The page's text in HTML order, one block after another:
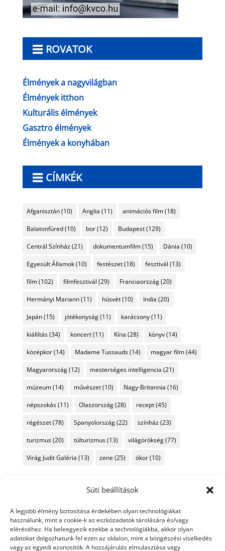
Süti beállítások
A legjobb élmény biztosítása érdekében olyan technológiákat
használunk, mint a cookie-k az eszközadatok tárolására és/vagy
eléréséhez. Ha beleegyezik ezekbe a technológiákba, akkor olyan
adatokat dolgozhatunk fel ezen az oldalon, mint a böngészési viselkedés
vagy az egyedi azonosítók. A hozzájárulás elmulasztása vagy
ROVATOK
Élmények a nagyvilágban
Élmények itthon
Kulturális élmények
Gasztro élmények
Élmények a konyhában
CÍMKÉK
Afganisztán(10) Anglia (11) animációs film(18)
Balatonfüred(10) bor(12) Budapest(129)
Centrál Színház(21) dokumentumfilm(15) Dánia (10)
Egyesült Államok(10) festészet(18) fesztivál (13)
film(102) filmfesztivál (29) Franciaország(20)
Hermányi Mariann(11) húsvét(10) India (20)
Japán(15) jótékonyság(11) karácsony(11)
kiállítás(34) koncert(11) Kína (28) könyv(14)
középkor(14) Madame Tussauds(14) magyar film(44)
Magyarország(12) mesterséges intelligencia (21)
múzeum(14) művészet(10) Nagy-Britannia (16)
népszokás(11) Olaszország(28) recept(45)
régészet(78) Spanyolország(22) színház(23)
turizmus(20) túlturizmus(13) világörökség(77)
Virág Judit Galéria (13) zene (25) ókor(10)